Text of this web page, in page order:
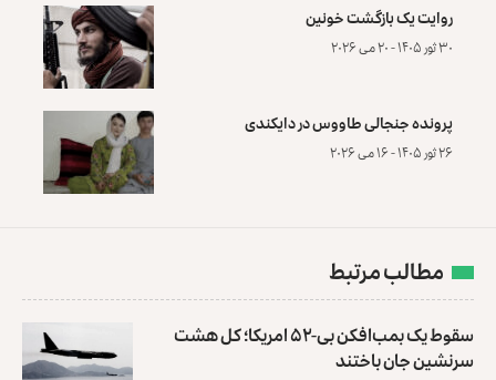
روایت یک بازگشت خونین
۳۰ ثور ۱۴۰۵ - ۲۰ می ۲۰۲۶
پرونده‌ جنجالی طاووس در دایکندی
۲۶ ثور ۱۴۰۵ - ۱۶ می ۲۰۲۶
مطالب مرتبط
سقوط یک بمب‌افکن بی-۵۲ امریکا؛ کل هشت
سرنشین جان باختند